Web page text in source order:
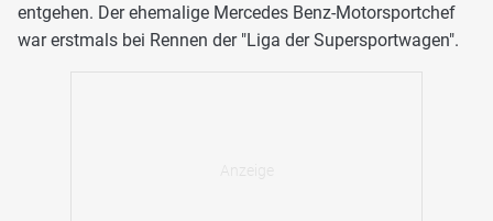
entgehen. Der ehemalige Mercedes Benz-Motorsportchef
war erstmals bei Rennen der "Liga der Supersportwagen".